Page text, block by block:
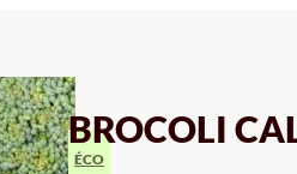
BROCOLI
ÉCO